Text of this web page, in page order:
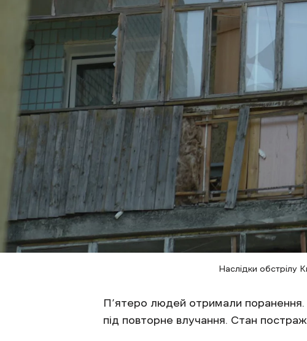
Наслідки обстрілу
П’ятеро людей отримали поранення.
під повторне влучання. Стан